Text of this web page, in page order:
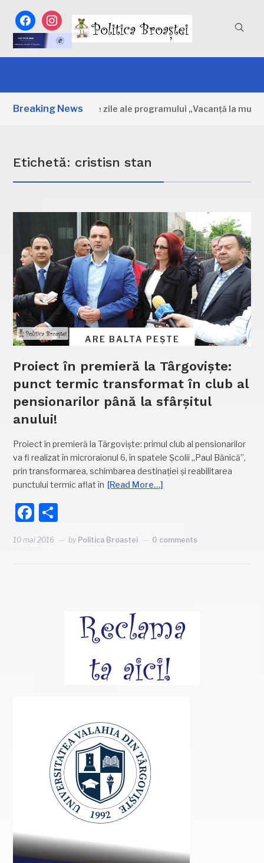
facebookinstagram
Breaking News
Dâmbovița: Primele zile ale programului „Vacanță la muzeu”
Etichetă: cristisn stan
ARE BALTA PEȘTE
Proiect în premieră la Târgoviște:
punct termic transformat în club al
pensionarilor până la sfârșitul
anului!
Proiect în premieră la Târgoviște: primul club al pensionarilor
va fi realizat în microraionul 6, în spatele Școlii „Paul Bănică”,
prin transformarea, schimbarea destinației și reabilitarea
punctului termic aflat în [Read More…]
Facebook
10 mai 2016 by Politica Broastei 0 comments